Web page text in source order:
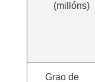
(millóns)
Grao de